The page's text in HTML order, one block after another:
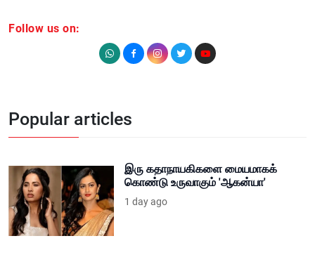
Follow us on:
Popular articles
இரு கதாநாயகிகளை மையமாகக்
கொண்டு உருவாகும் 'ஆகன்யா'
1 day ago